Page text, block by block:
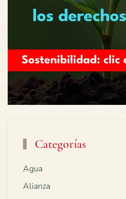
Categorías
Agua
Alianza